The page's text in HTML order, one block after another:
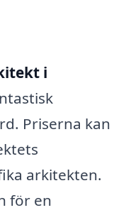
i
Priserna kan
arkitekten.
för en